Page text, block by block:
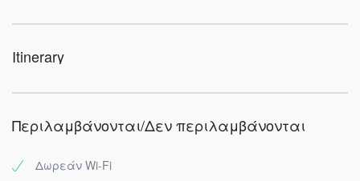
Itinerary
Περιλαμβάνονται/Δεν περιλαμβάνονται
Δωρεάν Wi-Fi